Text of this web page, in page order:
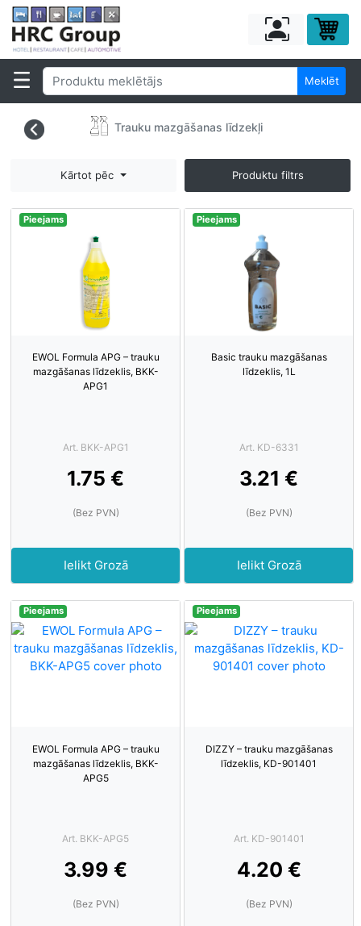
Meklēt
Trauku mazgāšanas līdzekļi
Kārtot pēc Produktu filtrs
Pieejams
EWOL Formula APG – trauku
mazgāšanas līdzeklis, BKK-
APG1
Art. BKK-APG1
1.75 €
(Bez PVN)
Ielikt Grozā
Pieejams
Basic trauku mazgāšanas
līdzeklis, 1L
Art. KD-6331
3.21 €
(Bez PVN)
Ielikt Grozā
Pieejams
EWOL Formula APG – trauku
mazgāšanas līdzeklis, BKK-
APG5
Art. BKK-APG5
3.99 €
(Bez PVN)
Pieejams
DIZZY – trauku mazgāšanas
līdzeklis, KD-901401
Art. KD-901401
4.20 €
(Bez PVN)